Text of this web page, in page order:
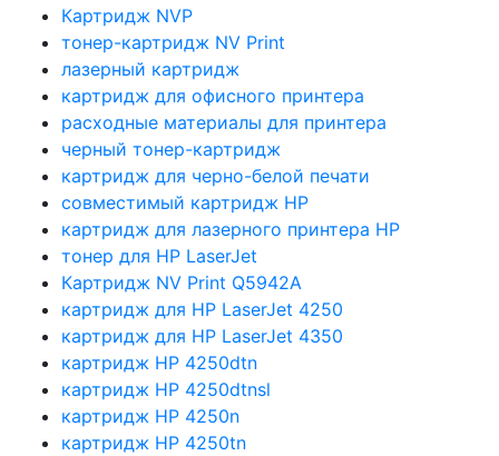
Картридж NVP
тонер-картридж NV Print
лазерный картридж
картридж для офисного принтера
расходные материалы для принтера
черный тонер-картридж
картридж для черно-белой печати
совместимый картридж HP
картридж для лазерного принтера HP
тонер для HP LaserJet
Картридж NV Print Q5942A
картридж для HP LaserJet 4250
картридж для HP LaserJet 4350
картридж HP 4250dtn
картридж HP 4250dtnsl
картридж HP 4250n
картридж HP 4250tn